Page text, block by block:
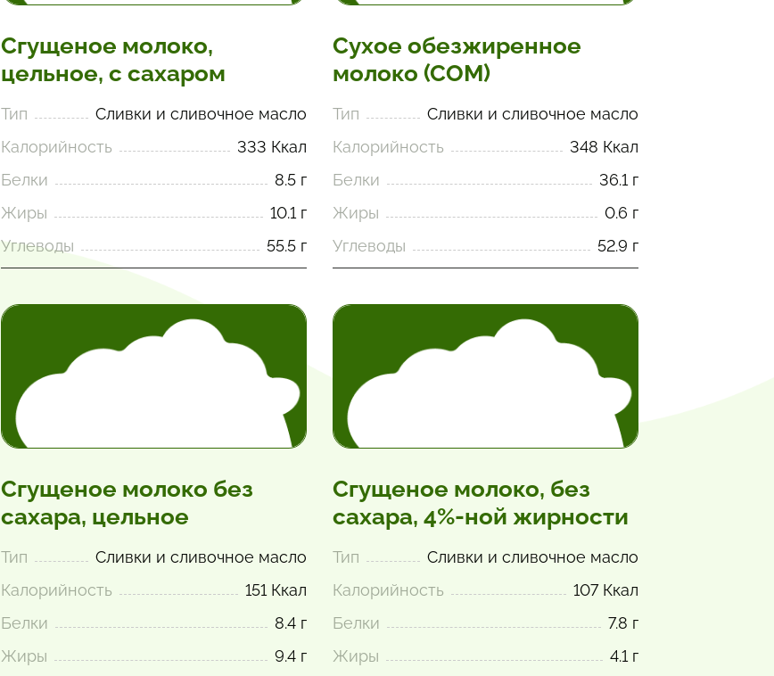
Сгущеное молоко,
цельное, с сахаром
Тип
Сливки и сливочное масло
Калорийность
333 Ккал
Белки
8.5 г
Жиры
10.1 г
Углеводы
55.5 г
Сухое обезжиренное
молоко (СОМ)
Тип
Сливки и сливочное масло
Калорийность
348 Ккал
Белки
36.1 г
Жиры
0.6 г
Углеводы
52.9 г
Сгущеное молоко без
сахара, цельное
Тип
Сливки и сливочное масло
Калорийность
151 Ккал
Белки
8.4 г
Жиры
9.4 г
Сгущеное молоко, без
сахара, 4%-ной жирности
Тип
Сливки и сливочное масло
Калорийность
107 Ккал
Белки
7.8 г
Жиры
4.1 г